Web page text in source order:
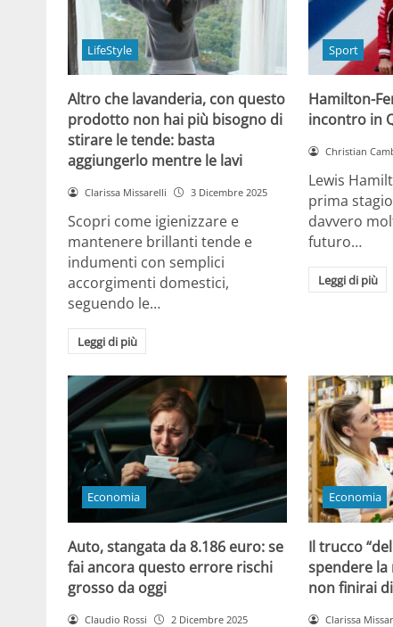
LifeStyle
Altro che lavanderia, con questo
prodotto non hai più bisogno di
stirare le tende: basta
aggiungerlo mentre le lavi
Clarissa Missarelli 3 Dicembre 2025
Scopri come igienizzare e
mantenere brillanti tende e
indumenti con semplici
accorgimenti domestici,
seguendo le…
Leggi di più
Sport
Hamilton-
incontro in
Christian
Lewis
prima
davvero
futuro…
Leggi di più
Economia
Auto, stangata da 8.186 euro: se
fai ancora questo errore rischi
grosso da oggi
Claudio Rossi 2 Dicembre 2025
Economia
Il trucco
spendere la
non finirai
Clarissa